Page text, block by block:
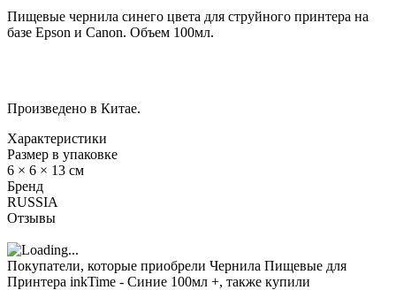
Пищевые чернила синего цвета для струйного принтера на
базе Epson и Canon. Объем 100мл.
Произведено в Китае.
Характеристики
Размер в упаковке
6 × 6 × 13 см
Бренд
RUSSIA
Отзывы
Покупатели, которые приобрели Чернила Пищевые для
Принтера inkTime - Синие 100мл +, также купили